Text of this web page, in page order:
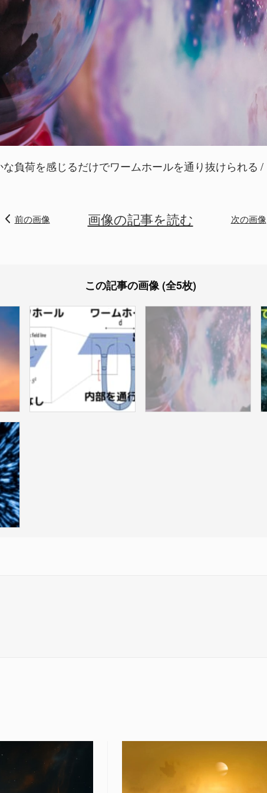
な負荷を感じるだけでワームホールを通り抜けられる
前の画像 画像の記事を読む 次の画像
この記事の画像 (全5枚)